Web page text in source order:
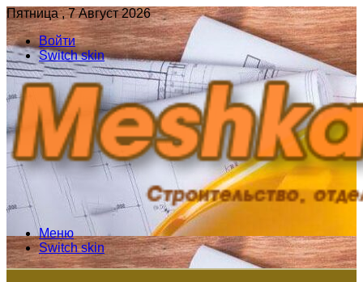
Пятница , 7 Август 2026
Войти
Switch skin
Меню
Switch skin